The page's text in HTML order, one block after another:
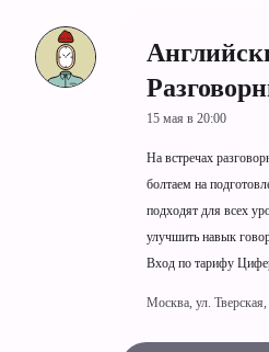
15 мая в 20:00
На встречах
болтаем на
подходят для всех
улучшить навык
Вход по тарифу
Москва, ул. Тверская,